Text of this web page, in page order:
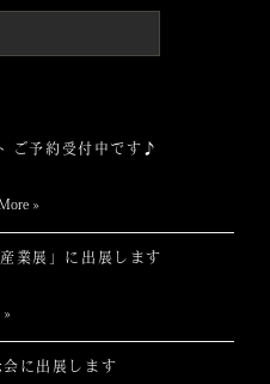
ご予約受付中です♪
»
業展」に出展します
»
に出展します